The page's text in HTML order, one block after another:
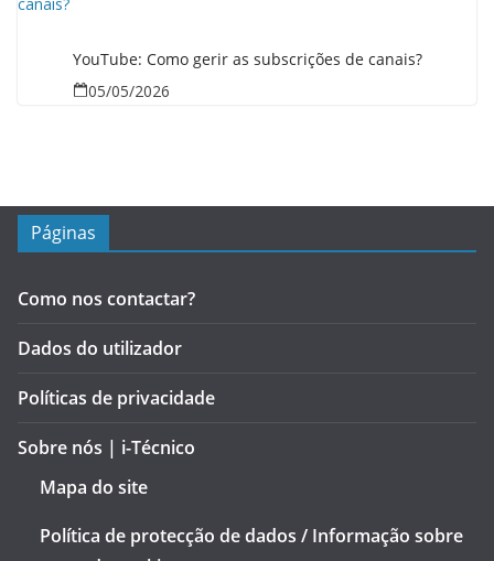
YouTube: Como gerir as subscrições de canais?
05/05/2026
Páginas
Como nos contactar?
Dados do utilizador
Políticas de privacidade
Sobre nós | i-Técnico
Mapa do site
Política de protecção de dados / Informação sobre